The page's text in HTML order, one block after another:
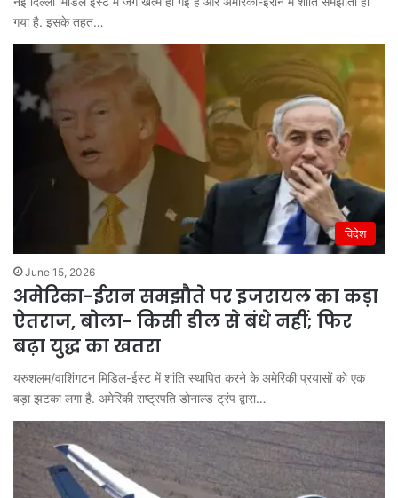
गया है. इसके तहत…
विदेश
June 15, 2026
अमेरिका-ईरान समझौते पर इजरायल का कड़ा
ऐतराज, बोला- किसी डील से बंधे नहीं; फिर
बढ़ा युद्ध का खतरा
यरुशलम/वाशिंगटन मिडिल-ईस्ट में शांति स्थापित करने के अमेरिकी प्रयासों को एक
बड़ा झटका लगा है. अमेरिकी राष्ट्रपति डोनाल्ड ट्रंप द्वारा…